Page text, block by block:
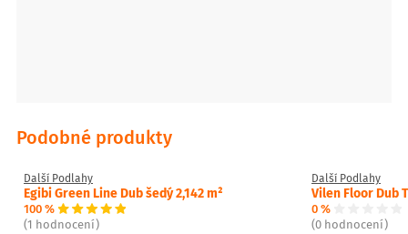
Podobné produkty
Další Podlahy
Egibi Green Line Dub šedý 2,142 m²
100 %
(1 hodnocení)
Další Podlahy
Vilen Floor Dub
0 %
(0 hodnocení)